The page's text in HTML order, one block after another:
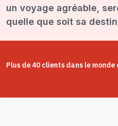
un voyage agréable,
quelle que soit sa
Plus de 40 clients dans le monde